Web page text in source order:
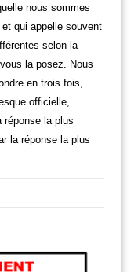
nous sommes
qui appelle souvent
selon la
la posez. Nous
en trois fois,
officielle,
réponse la plus
la réponse la plus